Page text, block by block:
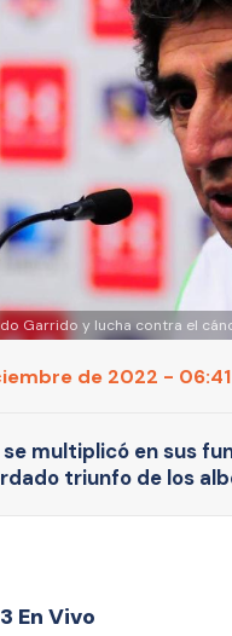
Garrido y lucha contra el
de 2022 -
multiplicó en sus
triunfo de los
En Vivo